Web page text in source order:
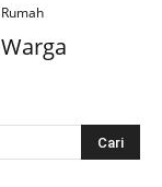
Rumah
Warga